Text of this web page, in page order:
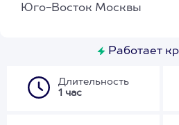
Юго-Восток Москвы
Работает
Длительность
1 час